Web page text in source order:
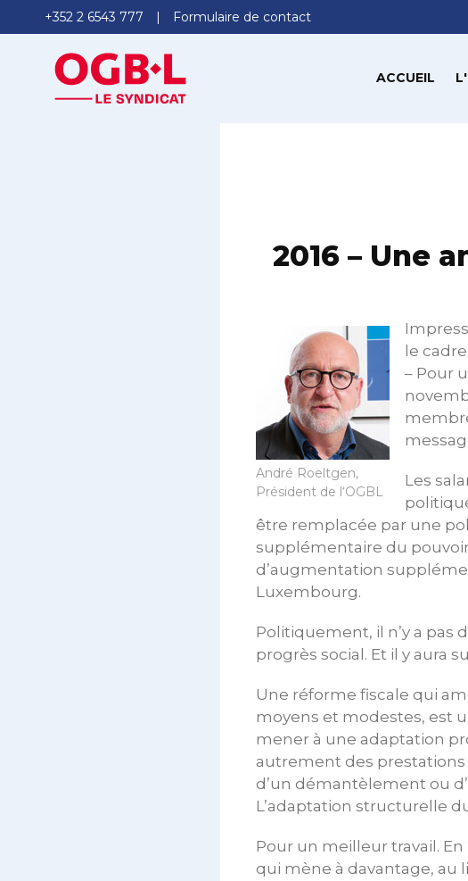
+352 2 6543 777 Formulaire de contact
ACCUEIL
2016 – Une
André Roeltgen,
Président de l‘OGBL
le
– Pour
Les
être remplacée par une
supplémentaire du
d’augmentation
Luxembourg.
Politiquement, il n’y a pas
progrès social. Et il y aura
Une réforme fiscale qui
moyens et modestes, est
mener à une adaptation
autrement des prestations
d’un démantèlement ou
L’adaptation structurelle
Pour un meilleur travail.
qui mène à davantage, au